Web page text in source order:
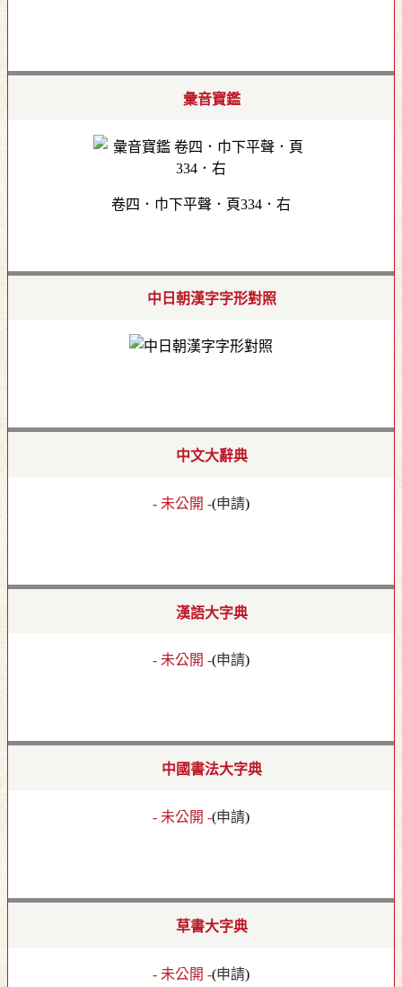
彙音寶鑑
卷四．巾下平聲．頁334．右
中日朝漢字字形對照
中文大辭典
- 未公開 -(申請)
漢語大字典
- 未公開 -(申請)
中國書法大字典
- 未公開 -(申請)
草書大字典
- 未公開 -(申請)